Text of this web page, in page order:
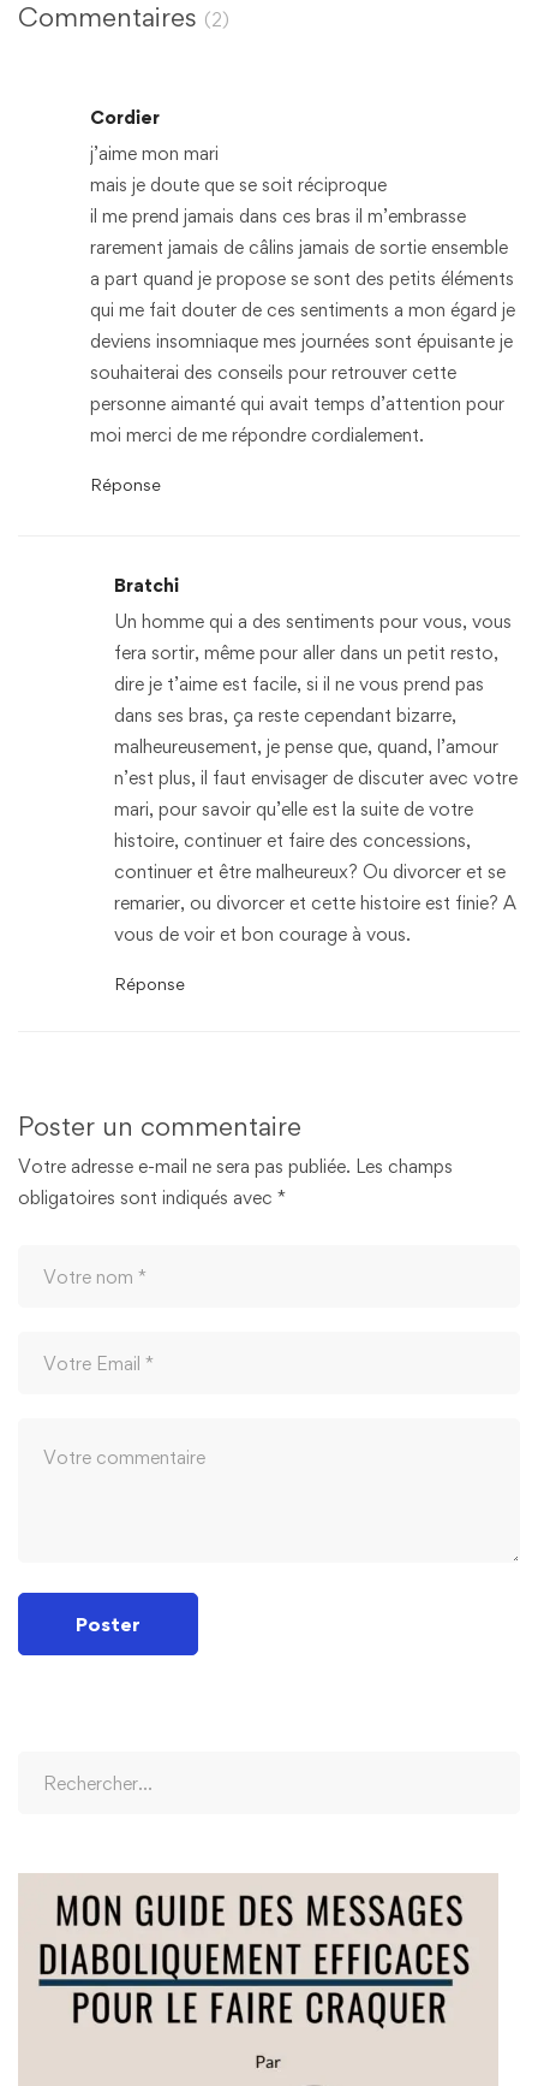
Commentaires (2)
Cordier
j’aime mon mari
mais je doute que se soit réciproque
il me prend jamais dans ces bras il m’embrasse
rarement jamais de câlins jamais de sortie ensemble
a part quand je propose se sont des petits éléments
qui me fait douter de ces sentiments a mon égard je
deviens insomniaque mes journées sont épuisante je
souhaiterai des conseils pour retrouver cette
personne aimanté qui avait temps d’attention pour
moi merci de me répondre cordialement.
Réponse
Bratchi
Un homme qui a des sentiments pour vous, vous
fera sortir, même pour aller dans un petit resto,
dire je t’aime est facile, si il ne vous prend pas
dans ses bras, ça reste cependant bizarre,
malheureusement, je pense que, quand, l’amour
n’est plus, il faut envisager de discuter avec votre
mari, pour savoir qu’elle est la suite de votre
histoire, continuer et faire des concessions,
continuer et être malheureux? Ou divorcer et se
remarier, ou divorcer et cette histoire est finie? A
vous de voir et bon courage à vous.
Réponse
Poster un commentaire
Votre adresse e-mail ne sera pas publiée. Les champs
obligatoires sont indiqués avec *